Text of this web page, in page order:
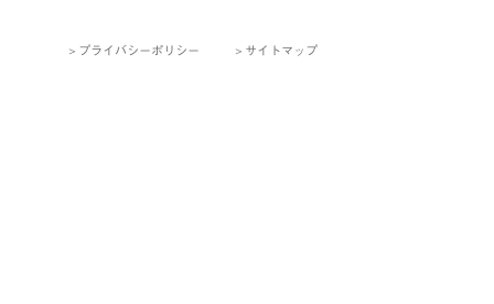
プライバシーポリシー サイトマップ